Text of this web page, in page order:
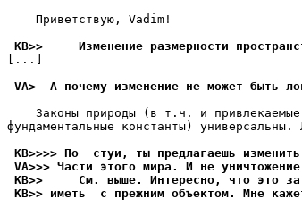
    Приветствую, Vadim!
KB>>     Изменение размерности
[...]
VA>  А почему изменение не может быть
Законы природы (в т.ч. и
фундаментальные константы)
KB>>>> По  стуи, ты предлагаешь
VA>>> Части этого миpа. И не
KB>>     См. выше. Интересно, что это за
KB>> иметь  с прежним объектом. Мне